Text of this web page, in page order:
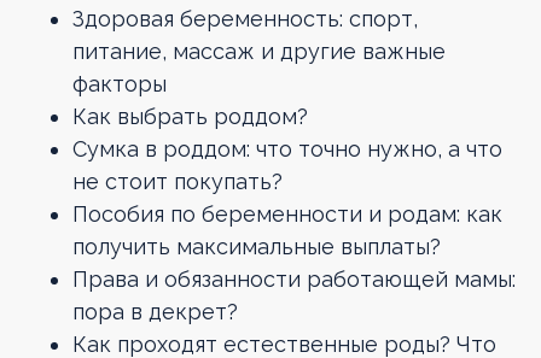
Здоровая беременность: спорт,
питание, массаж и другие важные
факторы
Как выбрать роддом?
Сумка в роддом: что точно нужно, а что
не стоит покупать?
Пособия по беременности и родам: как
получить максимальные выплаты?
Права и обязанности работающей мамы:
пора в декрет?
Как проходят естественные роды? Что